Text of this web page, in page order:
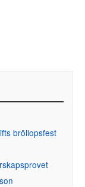
bröllopsfest